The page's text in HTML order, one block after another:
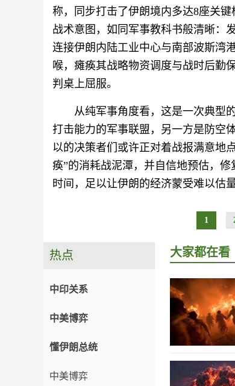
称，同步打击了伊朗境内多达8座关
战术意图，如同军事教科书般清晰
连接伊朗内陆工业中心与南部波斯湾
喉，瘫痪其战略物资调度与战时后勤
判桌上屈服。
从纯军事角度看，这是一次典型
打击能力的军事联盟，另一方是防空
以的决策者们或许正对着战报满意地
痪”的消耗战泥潭，并自信地预估，
时间，足以让伊朗的经济蒙受难以估
1
热点
中印关系
中美博弈
懂伊朗总统
中美博弈
大家都在看